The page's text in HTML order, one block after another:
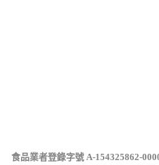
食品業者登錄字號 A-154325862-